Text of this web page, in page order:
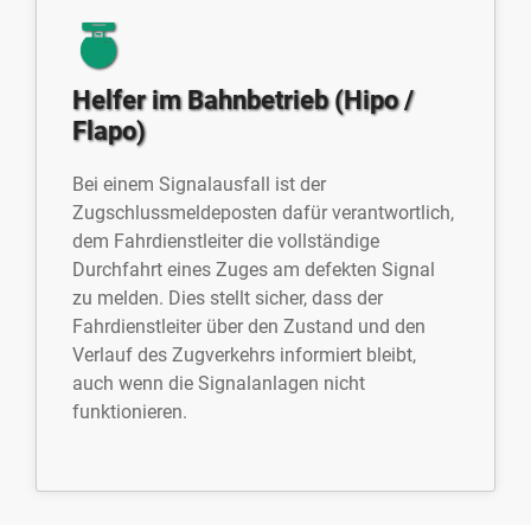
Helfer im Bahnbetrieb (Hipo /
Flapo)
Bei einem Signalausfall ist der
Zugschlussmeldeposten dafür verantwortlich,
dem Fahrdienstleiter die vollständige
Durchfahrt eines Zuges am defekten Signal
zu melden. Dies stellt sicher, dass der
Fahrdienstleiter über den Zustand und den
Verlauf des Zugverkehrs informiert bleibt,
auch wenn die Signalanlagen nicht
funktionieren.